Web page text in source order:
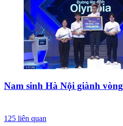
Nam sinh Hà Nội giành
125 liên quan